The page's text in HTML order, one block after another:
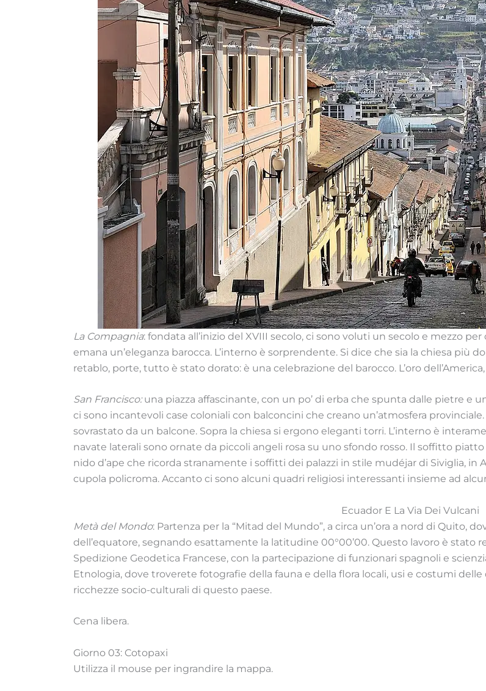
La Compagnia: fondata all’inizio del XVIII secolo, ci sono voluti un secolo e mezzo
emana un’eleganza barocca. L’interno è sorprendente. Si dice che sia la chiesa più
retablo, porte, tutto è stato dorato: è una celebrazione del barocco. L’oro
San Francisco:una piazza affascinante, con un po’ di erba che spunta dalle pietre e
ci sono incantevoli case coloniali con balconcini che creano un’atmosfera
sovrastato da un balcone. Sopra la chiesa si ergono eleganti torri. L’interno è
navate laterali sono ornate da piccoli angeli rosa su uno sfondo rosso. Il soffitto
nido d’ape che ricorda stranamente i soffitti dei palazzi in stile mudéjar di Siviglia, in
cupola policroma. Accanto ci sono alcuni quadri religiosi interessanti insieme ad
Ecuador E La Via Dei Vulcani
Metà del Mondo: Partenza per la “Mitad del Mundo”, a circa un’ora a nord di Quito,
dell’equatore, segnando esattamente la latitudine 00°00’00. Questo lavoro è stato
Spedizione Geodetica Francese, con la partecipazione di funzionari spagnoli e
Etnologia, dove troverete fotografie della fauna e della flora locali, usi e costumi
ricchezze socio-culturali di questo paese.
Cena libera.
Giorno 03: Cotopaxi
Utilizza il mouse per ingrandire la mappa.